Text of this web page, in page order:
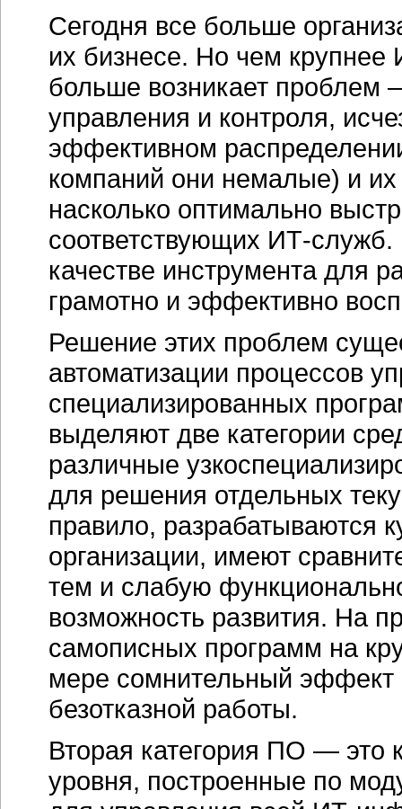
Сегодня все больше
их бизнесе. Но чем крупнее
больше возникает проблем
управления и контроля,
эффективном
компаний они немалые) и их
насколько оптимально
соответствующих ИТ-служб.
качестве инструмента для
грамотно и эффективно
Решение этих проблем
автоматизации процессов
специализированных
выделяют две категории
различные
для решения отдельных
правило, разрабатываются
организации, имеют
тем и слабую
возможность развития. На
самописных программ на
мере сомнительный эффект
безотказной работы.
Вторая категория ПО —
уровня, построенные по